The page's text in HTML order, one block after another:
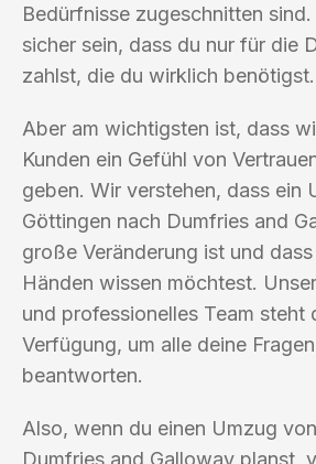
Bedürfnisse zugeschnitten
sicher sein, dass du nur für die
zahlst, die du wirklich benötigst.
Aber am wichtigsten ist, dass
Kunden ein Gefühl von
geben. Wir verstehen, dass ein
Göttingen nach Dumfries and
große Veränderung ist und
Händen wissen möchtest.
und professionelles Team steht
Verfügung, um alle deine
beantworten.
Also, wenn du einen Umzug
Dumfries and Galloway planst,